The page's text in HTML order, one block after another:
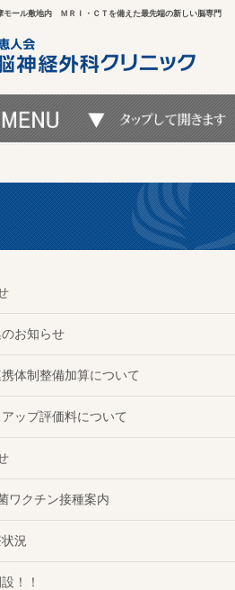
ール敷地内 ＭＲＩ・ＣＴを備えた最先端の新しい脳専門
お知らせ
体制整備加算について
ップ評価料について
ワクチン接種案内
況
！！